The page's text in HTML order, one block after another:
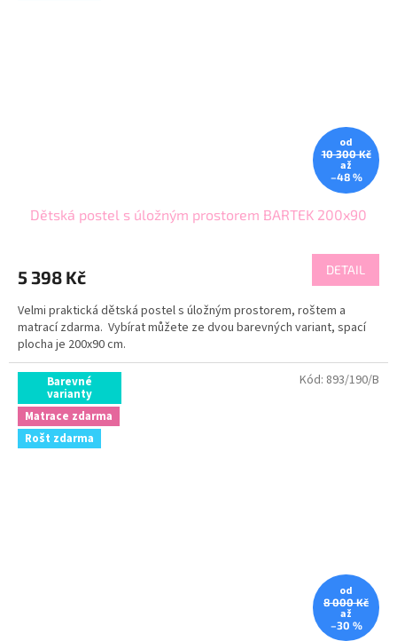
od
10 300 Kč
až
–48 %
Dětská postel s úložným prostorem BARTEK 200x90
5 398 Kč DETAIL
Velmi praktická dětská postel s úložným prostorem, roštem a
matrací zdarma. Vybírat můžete ze dvou barevných variant, spací
plocha je 200x90 cm.
Barevné
varianty
Matrace zdarma
Rošt zdarma
od
8 000 Kč
až
–30 %
Kód: 893/190/B